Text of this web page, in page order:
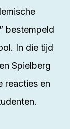
bestempeld
In die tijd
Spielberg
reacties en